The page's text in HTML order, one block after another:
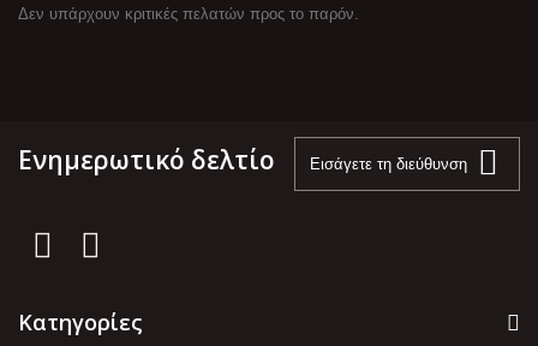
Δεν υπάρχουν κριτικές πελατών προς το παρόν.
Ενημερωτικό δελτίο
Κατηγορίες